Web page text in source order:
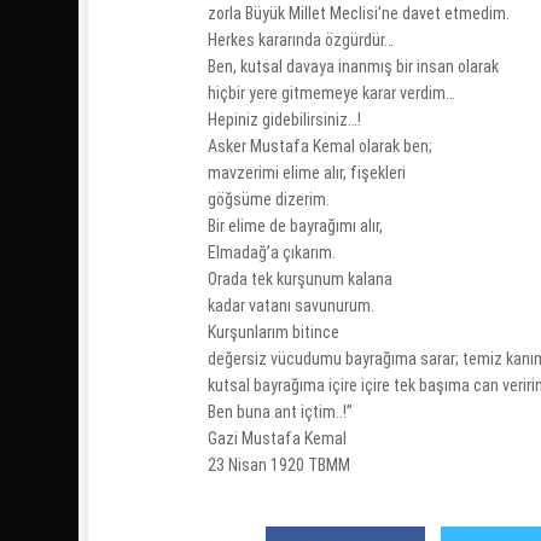
zorla Büyük Millet Meclisi’ne davet etmedim.
Herkes kararında özgürdür…
Ben, kutsal davaya inanmış bir insan olarak
hiçbir yere gitmemeye karar verdim…
Hepiniz gidebilirsiniz…!
Asker Mustafa Kemal olarak ben;
mavzerimi elime alır, fişekleri
göğsüme dizerim.
Bir elime de bayrağımı alır,
Elmadağ’a çıkarım.
Orada tek kurşunum kalana
kadar vatanı savunurum.
Kurşunlarım bitince
değersiz vücudumu bayrağıma sarar; temiz
kutsal bayrağıma içire içire tek başıma can
Ben buna ant içtim..!”
Gazi Mustafa Kemal
23 Nisan 1920 TBMM